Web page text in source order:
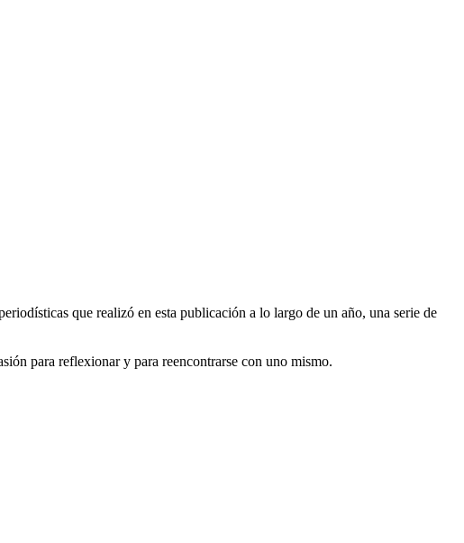
que realizó en esta publicación a lo largo de un año, una serie de
para reflexionar y para reencontrarse con uno mismo.